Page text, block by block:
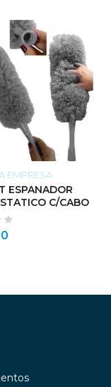
EMPRESA
ESPANADOR
C/CABO